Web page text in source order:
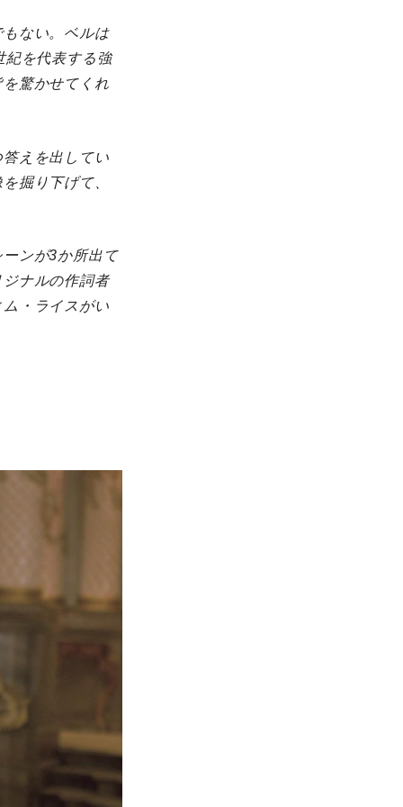
ない。ベルは
紀を代表する強
驚かせてくれ
えを出してい
掘り下げて、
ンが3か所出て
ナルの作詞者
・ライスがい